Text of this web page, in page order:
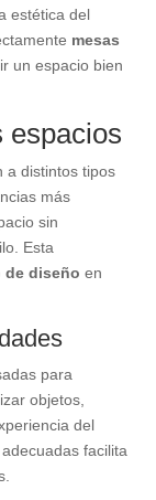
estética del
mesas
un espacio bien
espacios
a distintos tipos
más
sin
Esta
de diseño en
para
objetos,
del
adecuadas facilita